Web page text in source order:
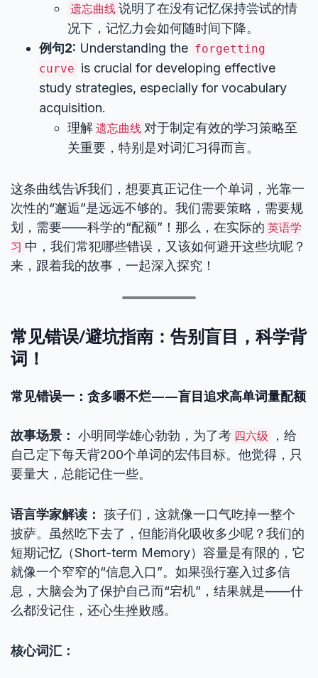
遗忘曲线 说明了在没有记忆保持尝试的情
况下，记忆力会如何随时间下降。
例句2: Understanding the forgetting
curve is crucial for developing effective
study strategies, especially for vocabulary
acquisition.
理解 遗忘曲线 对于制定有效的学习策略至
关重要，特别是对词汇习得而言。
这条曲线告诉我们，想要真正记住一个单词，光靠一
次性的“邂逅”是远远不够的。我们需要策略，需要规
划，需要——科学的“配额”！那么，在实际的 英语学
习 中，我们常犯哪些错误，又该如何避开这些坑呢？
来，跟着我的故事，一起深入探究！
常见错误/避坑指南：告别盲目，科学背
词！
常见错误一：贪多嚼不烂——盲目追求高单词量配额
故事场景： 小明同学雄心勃勃，为了考 四六级
，给
自己定下每天背200个单词的宏伟目标。他觉得，只
要量大，总能记住一些。
语言学家解读： 孩子们，这就像一口气吃掉一整个
披萨。虽然吃下去了，但能消化吸收多少呢？我们的
短期记忆（Short-term Memory）容量是有限的，它
就像一个窄窄的“信息入口”。如果强行塞入过多信
息，大脑会为了保护自己而“宕机”，结果就是——什
么都没记住，还心生挫败感。
核心词汇：